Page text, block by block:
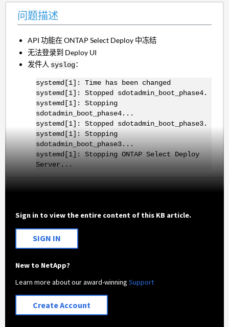
问题描述
API 功能在 ONTAP Select Deploy 中冻结
无法登录到 Deploy UI
发件人 syslog：
systemd[1]: Time has been changed
systemd[1]: Stopped sdotadmin_boot_phase4.
systemd[1]: Stopping
sdotadmin_boot_phase4...
systemd[1]: Stopped sdotadmin_boot_phase3.
systemd[1]: Stopping
sdotadmin_boot_phase3...
systemd[1]: Stopping ONTAP Select Deploy
Server...
Sign in to view the entire content of this KB article.
SIGN IN
New to NetApp?
Learn more about our award-winningSupport
Create Account